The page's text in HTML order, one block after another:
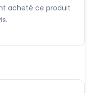
acheté ce produit